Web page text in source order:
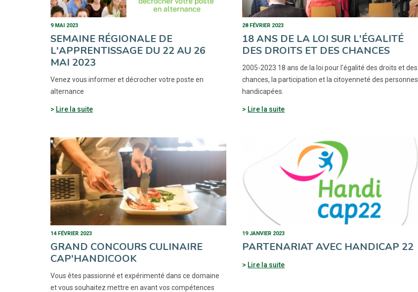
9 MAI 2023
SEMAINE RÉGIONALE DE
L'APPRENTISSAGE DU 22 AU 26
MAI 2023
Venez vous informer et décrocher votre poste en
alternance
Lire la suite
28 FÉVRIER 2023
18 ANS DE LA LOI SUR L'ÉGALITÉ
DES DROITS ET DES CHANCES
2005-2023 18 ans de la loi pour l'égalité des droits et des
chances, la participation et la citoyenneté des personnes
handicapées.
Lire la suite
14 FÉVRIER 2023
GRAND CONCOURS CULINAIRE
CAP'HANDICOOK
Vous êtes passionné et expérimenté dans ce domaine
et vous souhaitez mettre en avant vos compétences
19 JANVIER 2023
PARTENARIAT AVEC HANDICAP 22
Lire la suite